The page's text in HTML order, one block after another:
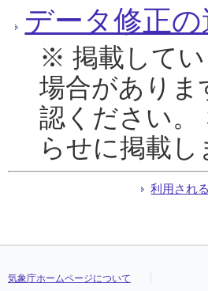
データ修正
※ 掲載してい
場合がありま
認ください。
らせに掲載し
利用され
気象庁ホームページについて